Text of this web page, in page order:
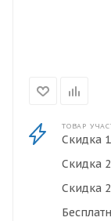
ТОВАР
Скидка
Скидка
Скидка